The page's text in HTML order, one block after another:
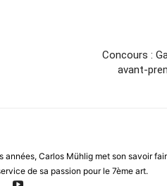
Concours :
avant-
années, Carlos Mühlig met son savoir
de sa passion pour le 7ème art.